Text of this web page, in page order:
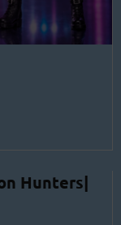
Hunters|